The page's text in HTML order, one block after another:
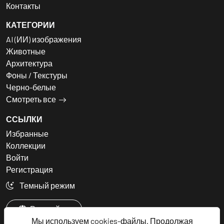
Мы используем cookies-файлы. Продолжая
Контакты
КАТЕГОРИИ
AI (ИИ) изображения
Животные
Архитектура
Фоны / Текстуры
Черно-белые
Смотреть все
ССЫЛКИ
Избранные
Коллекции
Войти
Регистрация
Темный режим
Русский